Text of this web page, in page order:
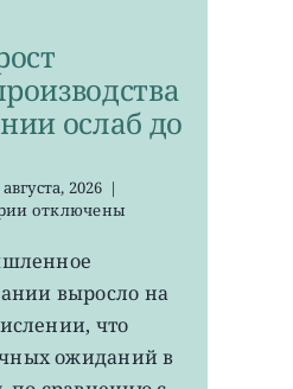
ослаб до
2026 |
к
EWG:
рост
промпроизводства
Германии
до
отключены
выросло на
что
ожиданий в